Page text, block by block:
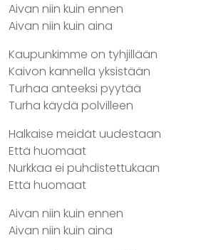
Aivan niin kuin ennen
Aivan niin kuin aina
Kaupunkimme on tyhjillään
Kaivon kannella yksistään
Turhaa anteeksi pyytää
Turha käydä polvilleen
Halkaise meidät uudestaan
Että huomaat
Nurkkaa ei puhdistettukaan
Että huomaat
Aivan niin kuin ennen
Aivan niin kuin aina